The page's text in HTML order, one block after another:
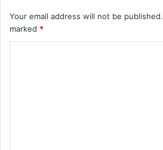
Your email address will not be published.
marked *